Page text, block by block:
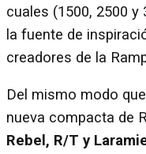
cuales (1500, 2500 y
la fuente de
creadores de la
Del mismo modo
nueva compacta de
Rebel, R/T y